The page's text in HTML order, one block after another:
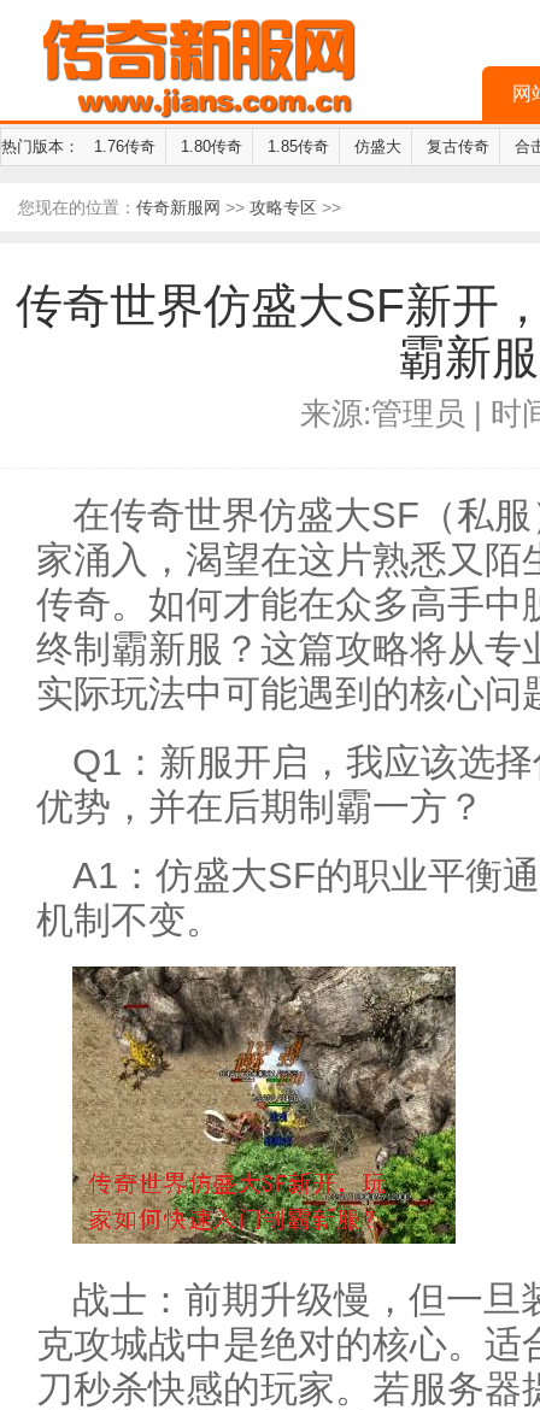
网
热门版本： 1.76传奇 1.80传奇 1.85传奇 仿盛大 复古传奇 合
您现在的位置： 传奇新服网 >> 攻略专区 >>
传奇世界仿盛大SF新开
霸新
来源:管理员 | 时
在传奇世界仿盛大SF（私
家涌入，渴望在这片熟悉又陌
传奇。如何才能在众多高手中
终制霸新服？这篇攻略将从专
实际玩法中可能遇到的核心问
Q1：新服开启，我应该选
优势，并在后期制霸一方？
A1：仿盛大SF的职业平衡
机制不变。
战士：前期升级慢，但一旦
克攻城战中是绝对的核心。
刀秒杀快感的玩家。若服务